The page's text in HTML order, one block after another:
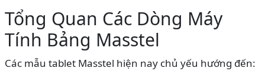
Tổng Quan Các Dòng Máy
Tính Bảng Masstel
Các mẫu tablet Masstel hiện nay chủ yếu hướng đến: